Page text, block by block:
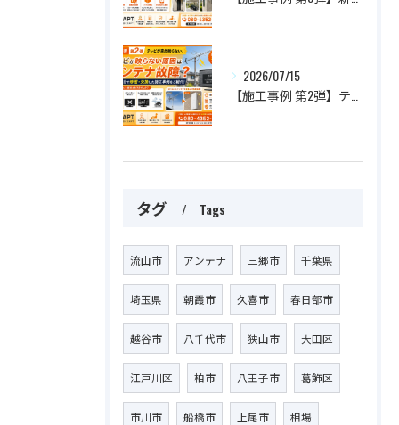
2026/07/15
タグ Tags
流山市 アンテナ 三郷市 千葉県
埼玉県 朝霞市 久喜市 春日部市
越谷市 八千代市 狭山市 大田区
江戸川区 柏市 八王子市 葛飾区
市川市 船橋市 上尾市 相場